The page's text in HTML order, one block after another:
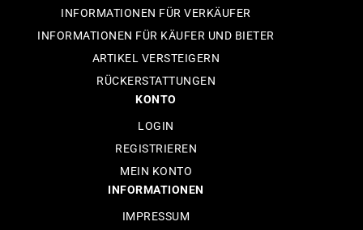
INFORMATIONEN FÜR VERKÄUFER
INFORMATIONEN FÜR KÄUFER UND BIETER
ARTIKEL VERSTEIGERN
RÜCKERSTATTUNGEN
KONTO
LOGIN
REGISTRIEREN
MEIN KONTO
INFORMATIONEN
IMPRESSUM